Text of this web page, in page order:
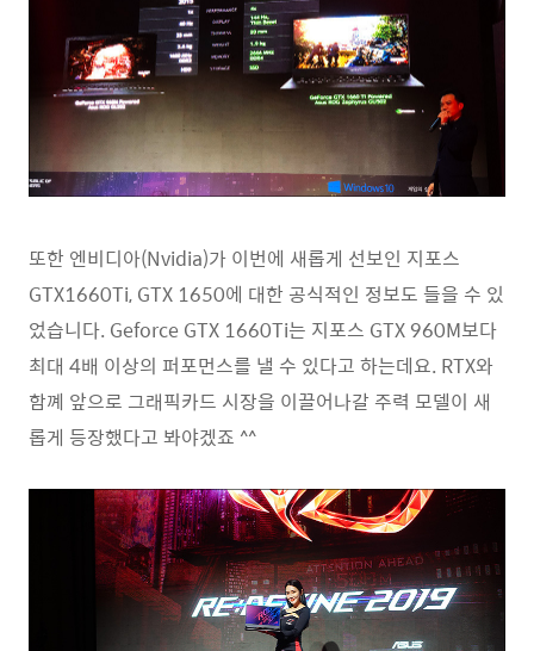
또한 엔비디아(Nvidia)가 이번에 새롭게 선보인 지포스
GTX1660Ti, GTX 1650에 대한 공식적인 정보도 들을 수 있
었습니다. Geforce GTX 1660Ti는 지포스 GTX 960M보다
최대 4배 이상의 퍼포먼스를 낼 수 있다고 하는데요. RTX와
함꼐 앞으로 그래픽카드 시장을 이끌어나갈 주력 모델이 새
롭게 등장했다고 봐야겠죠 ^^